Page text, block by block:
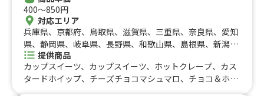
にく醤油から揚げ、霜降り牛串、大阪名物 揚げたこ焼
き、ロングポテト
400〜850円
対応エリア
兵庫県、京都府、鳥取県、滋賀県、三重県、奈良県、愛知
県、静岡県、岐阜県、長野県、和歌山県、島根県、新潟
県、福井県、山梨県、東京都、神奈川県、埼玉県、栃木
県、茨城県
提供商品
カップスイーツ、カップスイーツ、ホットクレープ、カス
タードホイップ、チーズチョコマシュマロ、チョコ＆ホイ